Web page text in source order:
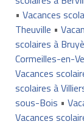
• Vacances
Theuville •
scolaires à
Cormeilles-en-
Vacances
scolaires à
sous-Bois •
Vacances